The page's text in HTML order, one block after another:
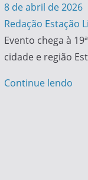
8 de abril de 2026
Redação Estação
Evento chega à
cidade e região
Continue lendo